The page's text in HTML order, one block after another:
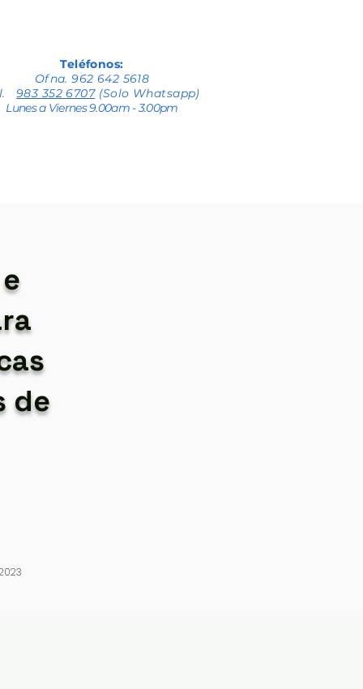
Teléfonos:
Ofna. 962 642 5618
983 352 6707(Solo Whatsapp)
Lunes a Viernes 9.00am - 3.00pm
de